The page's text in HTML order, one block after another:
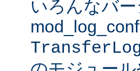
いろんなバ